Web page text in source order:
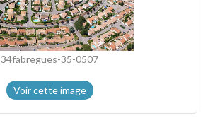
34fabregues-35-0507
Voir cette image